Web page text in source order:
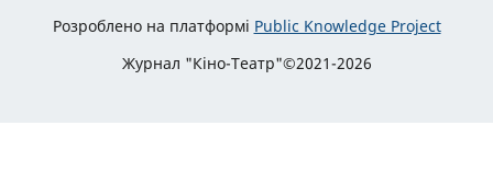
Розроблено на платформі Public Knowledge Project
Журнал "Кіно-Театр"©2021-2026